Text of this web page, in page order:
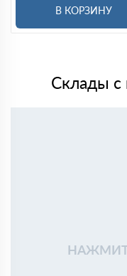
В КОРЗИНУ
Склады с